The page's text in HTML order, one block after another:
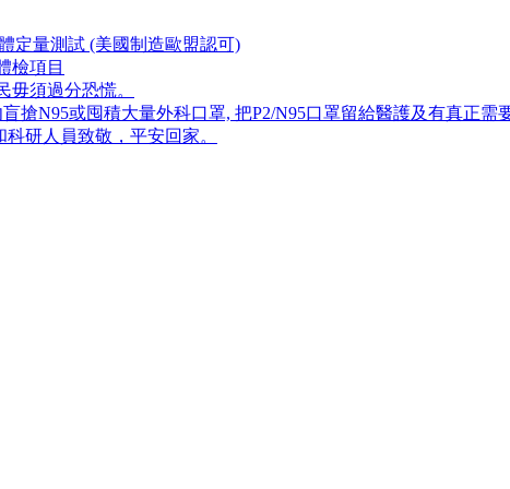
定量測試 (美國制造歐盟認可)
檢項目
須過分恐慌。
搶N95或囤積大量外科口罩, 把P​2/N95口罩留給醫護及有真正需
研人員致敬，平安回家。